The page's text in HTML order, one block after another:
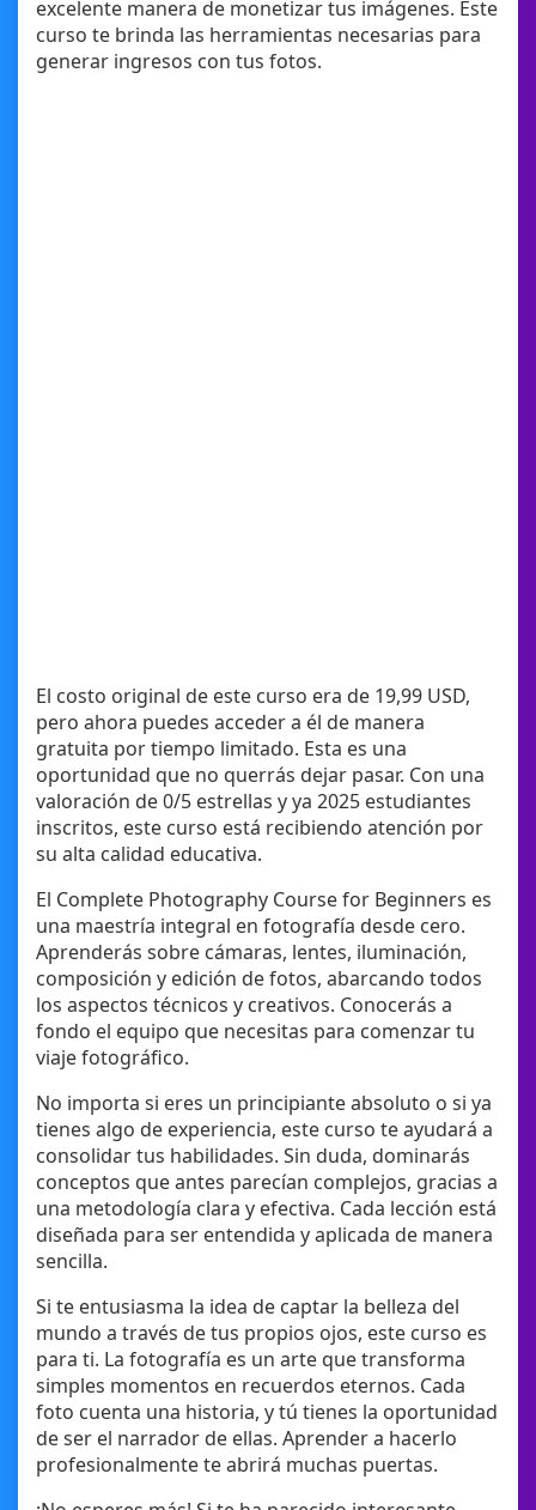
excelente manera de monetizar tus imágenes. Este
curso te brinda las herramientas necesarias para
generar ingresos con tus fotos.
El costo original de este curso era de 19,99 USD,
pero ahora puedes acceder a él de manera
gratuita por tiempo limitado. Esta es una
oportunidad que no querrás dejar pasar. Con una
valoración de 0/5 estrellas y ya 2025 estudiantes
inscritos, este curso está recibiendo atención por
su alta calidad educativa.
El Complete Photography Course for Beginners es
una maestría integral en fotografía desde cero.
Aprenderás sobre cámaras, lentes, iluminación,
composición y edición de fotos, abarcando todos
los aspectos técnicos y creativos. Conocerás a
fondo el equipo que necesitas para comenzar tu
viaje fotográfico.
No importa si eres un principiante absoluto o si ya
tienes algo de experiencia, este curso te ayudará a
consolidar tus habilidades. Sin duda, dominarás
conceptos que antes parecían complejos, gracias a
una metodología clara y efectiva. Cada lección está
diseñada para ser entendida y aplicada de manera
sencilla.
Si te entusiasma la idea de captar la belleza del
mundo a través de tus propios ojos, este curso es
para ti. La fotografía es un arte que transforma
simples momentos en recuerdos eternos. Cada
foto cuenta una historia, y tú tienes la oportunidad
de ser el narrador de ellas. Aprender a hacerlo
profesionalmente te abrirá muchas puertas.